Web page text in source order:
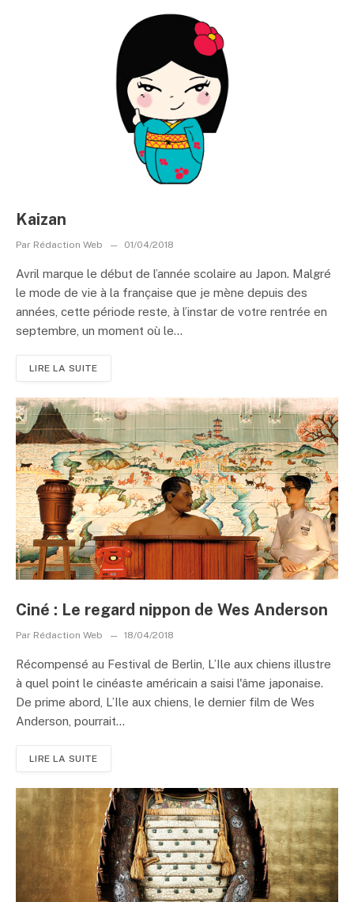
Kaizan
Par Rédaction Web 01/04/2018
Avril marque le début de l’année scolaire au Japon. Malgré
le mode de vie à la française que je mène depuis des
années, cette période reste, à l’instar de votre rentrée en
septembre, un moment où le...
LIRE LA SUITE
Ciné : Le regard nippon de Wes Anderson
Par Rédaction Web 18/04/2018
Récompensé au Festival de Berlin, L’Ile aux chiens illustre
à quel point le cinéaste américain a saisi l'âme japonaise.
De prime abord, L’Ile aux chiens, le dernier film de Wes
Anderson, pourrait...
LIRE LA SUITE